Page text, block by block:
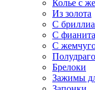
Колье с
Из золота
С
С
С
Брелоки
Зажимы